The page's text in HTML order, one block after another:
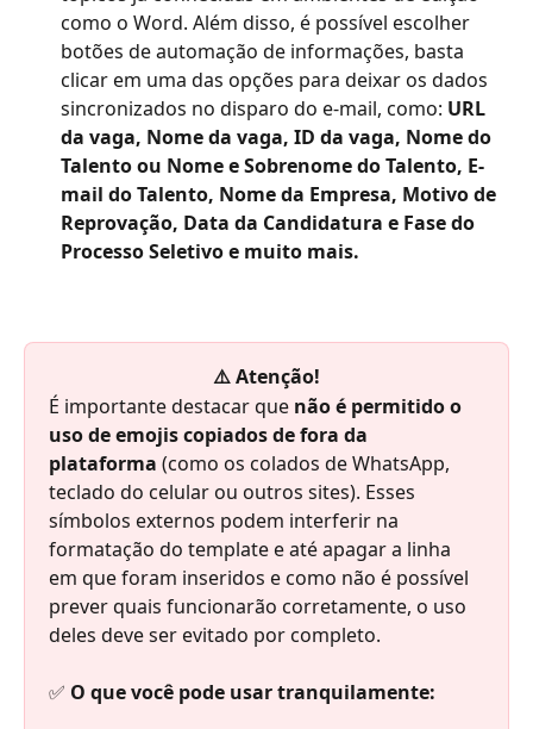
como o Word. Além disso, é possível escolher
botões de automação de informações, basta
clicar em uma das opções para deixar os dados
sincronizados no disparo do e-mail, como: URL
da vaga, Nome da vaga, ID da vaga, Nome do
Talento ou Nome e Sobrenome do Talento, E-
mail do Talento, Nome da Empresa, Motivo de
Reprovação, Data da Candidatura e Fase do
Processo Seletivo e muito mais.
⚠️ Atenção!
É importante destacar que não é permitido o
uso de emojis copiados de fora da
plataforma (como os colados de WhatsApp,
teclado do celular ou outros sites). Esses
símbolos externos podem interferir na
formatação do template e até apagar a linha
em que foram inseridos e como não é possível
prever quais funcionarão corretamente, o uso
deles deve ser evitado por completo.
✅ O que você pode usar tranquilamente: